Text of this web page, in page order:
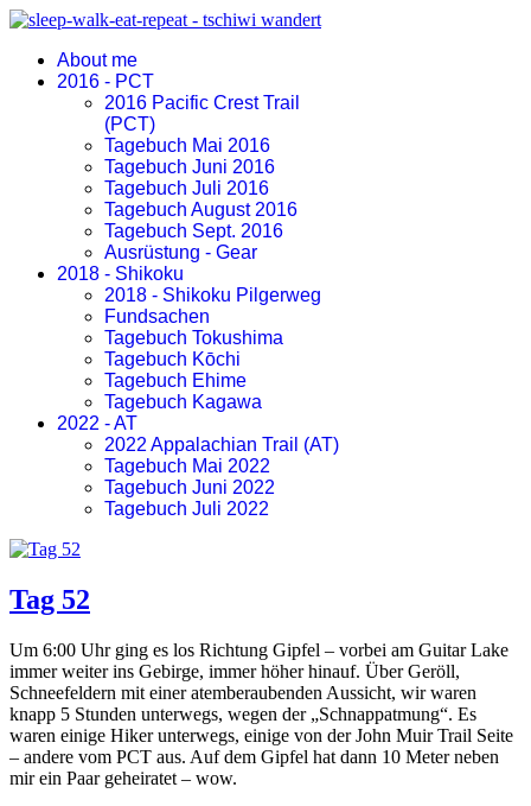
About me
2016 - PCT
2016 Pacific Crest Trail
(PCT)
Tagebuch Mai 2016
Tagebuch Juni 2016
Tagebuch Juli 2016
Tagebuch August 2016
Tagebuch Sept. 2016
Ausrüstung - Gear
2018 - Shikoku
2018 - Shikoku Pilgerweg
Fundsachen
Tagebuch Tokushima
Tagebuch Kōchi
Tagebuch Ehime
Tagebuch Kagawa
2022 - AT
2022 Appalachian Trail (AT)
Tagebuch Mai 2022
Tagebuch Juni 2022
Tagebuch Juli 2022
Tag 52
Um 6:00 Uhr ging es los Richtung Gipfel – vorbei am Guitar Lake
immer weiter ins Gebirge, immer höher hinauf. Über Geröll,
Schneefeldern mit einer atemberaubenden Aussicht, wir waren
knapp 5 Stunden unterwegs, wegen der „Schnappatmung“. Es
waren einige Hiker unterwegs, einige von der John Muir Trail Seite
– andere vom PCT aus. Auf dem Gipfel hat dann 10 Meter neben
mir ein Paar geheiratet – wow.